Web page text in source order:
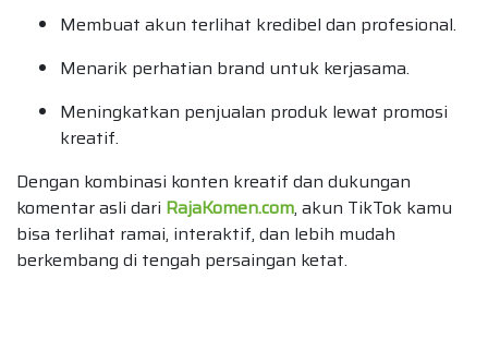
Membuat akun terlihat kredibel dan profesional.
Menarik perhatian brand untuk kerjasama.
Meningkatkan penjualan produk lewat promosi
kreatif.
Dengan kombinasi konten kreatif dan dukungan
komentar asli dari RajaKomen.com, akun TikTok kamu
bisa terlihat ramai, interaktif, dan lebih mudah
berkembang di tengah persaingan ketat.